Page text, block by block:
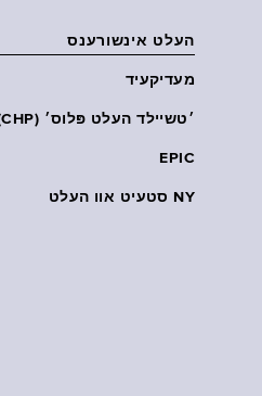
העלט אינשורענס
מעדיקעיד
׳טשיילד העלט פּלוס׳ (CHP)
EPIC
NY סטעיט אוו העלט